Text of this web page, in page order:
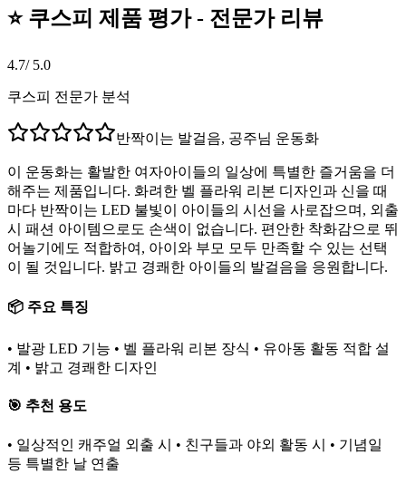
⭐ 쿠스피 제품 평가 - 전문가 리뷰
4.7/ 5.0
쿠스피 전문가 분석
반짝이는 발걸음, 공주님 운동화
이 운동화는 활발한 여자아이들의 일상에 특별한 즐거움을 더
해주는 제품입니다. 화려한 벨 플라워 리본 디자인과 신을 때
마다 반짝이는 LED 불빛이 아이들의 시선을 사로잡으며, 외출
시 패션 아이템으로도 손색이 없습니다. 편안한 착화감으로 뛰
어놀기에도 적합하여, 아이와 부모 모두 만족할 수 있는 선택
이 될 것입니다. 밝고 경쾌한 아이들의 발걸음을 응원합니다.
📦 주요 특징
• 발광 LED 기능 • 벨 플라워 리본 장식 • 유아동 활동 적합 설
계 • 밝고 경쾌한 디자인
🎯 추천 용도
• 일상적인 캐주얼 외출 시 • 친구들과 야외 활동 시 • 기념일
등 특별한 날 연출